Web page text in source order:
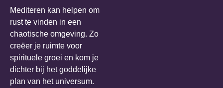
Mediteren kan helpen om
rust te vinden in een
chaotische omgeving. Zo
creëer je ruimte voor
spirituele groei en kom je
dichter bij het goddelijke
plan van het universum.